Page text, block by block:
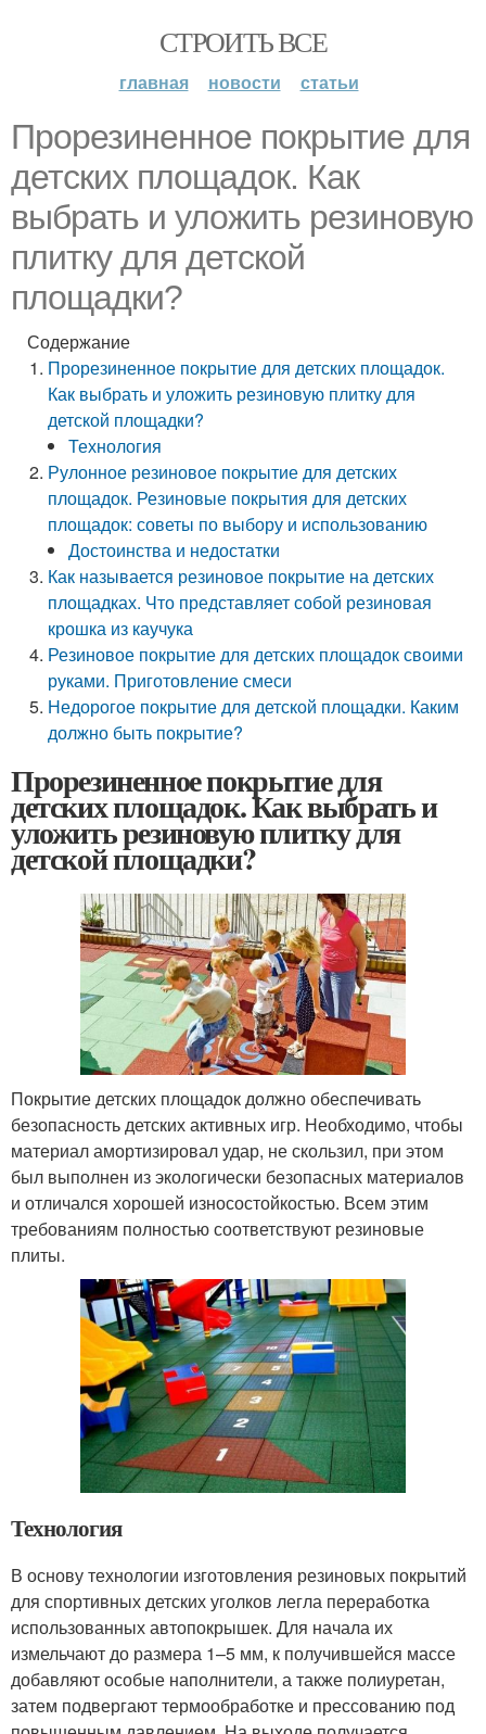
СТРОИТЬ ВСЕ
главная новости статьи
Прорезиненное покрытие для
детских площадок. Как
выбрать и уложить резиновую
плитку для детской
площадки?
Содержание
Прорезиненное покрытие для детских площадок.
Как выбрать и уложить резиновую плитку для
детской площадки?
Технология
Рулонное резиновое покрытие для детских
площадок. Резиновые покрытия для детских
площадок: советы по выбору и использованию
Достоинства и недостатки
Как называется резиновое покрытие на детских
площадках. Что представляет собой резиновая
крошка из каучука
Резиновое покрытие для детских площадок своими
руками. Приготовление смеси
Недорогое покрытие для детской площадки. Каким
должно быть покрытие?
Прорезиненное покрытие для
детских площадок. Как выбрать и
уложить резиновую плитку для
детской площадки?
Покрытие детских площадок должно обеспечивать
безопасность детских активных игр. Необходимо, чтобы
материал амортизировал удар, не скользил, при этом
был выполнен из экологически безопасных материалов
и отличался хорошей износостойкостью. Всем этим
требованиям полностью соответствуют резиновые
плиты.
Технология
В основу технологии изготовления резиновых покрытий
для спортивных детских уголков легла переработка
использованных автопокрышек. Для начала их
измельчают до размера 1–5 мм, к получившейся массе
добавляют особые наполнители, а также полиуретан,
затем подвергают термообработке и прессованию под